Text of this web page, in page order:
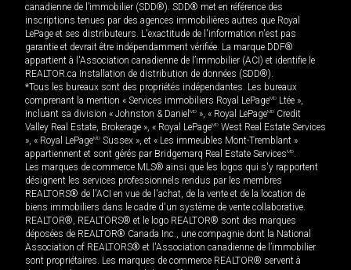
canadienne de l’immobilier (SDD®). SDD® met en référence des
inscriptions tenues par des agences immobilières autres que Royal
LePage et ses distributeurs. L'exactitude de l'information n'est pas
garantie et devrait être indépendamment vérifiée. La marque DDF®
appartient à l'Association canadienne de l’immobilier (ACI) et identifie le
REALTOR.ca Installation de distribution de données (SDD®).
*Tous les bureaux sont des propriétés indépendantes. Les bureaux
comprenant la mention « Services immobiliers Royal LePageMD Ltée »,
incluant sa division « Johnston & Daniel MD », « Royal LePageMD Credit
Valley Real Estate, Brokerage », « Royal LePageMD West Real Estate Services
», « Royal LePageMD Sussex », et « Les immeubles Mont-Tremblant »
appartiennent et sont gérés par Bridgemarq Real Estate ServicesMD.
Les marques de commerce MLS® ainsi que les logos qui s'y rapportent
désignent les services professionnels rendus par les membres
REALTORS® de l'ACI en vue de l'achat, de la vente et de la location de
biens immobiliers dans le cadre d'un système de vente collaborative.
REALTOR®, REALTORS® et le logo REALTOR® sont des marques
déposées de REALTOR® Canada Inc., une compagnie dont la National
Association of REALTORS® et l'Association canadienne de l’immobilier
sont propriétaires. Les marques de commerce REALTOR® servent à